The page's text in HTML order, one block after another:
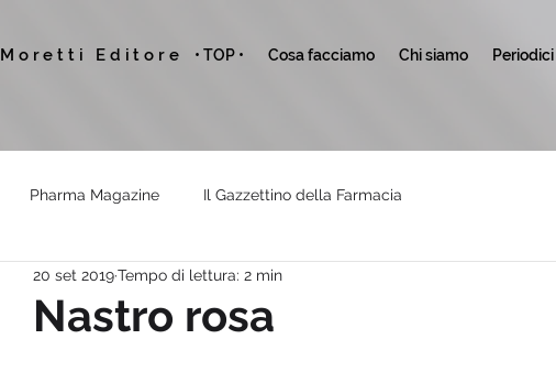
Moretti Editore • TOP • Cosa facciamo Chi siamo Periodici
Pharma Magazine Il Gazzettino della Farmacia
Nastro rosa
20 set 2019Tempo di lettura: 2 min